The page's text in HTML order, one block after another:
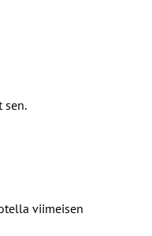
sen.
viimeisen